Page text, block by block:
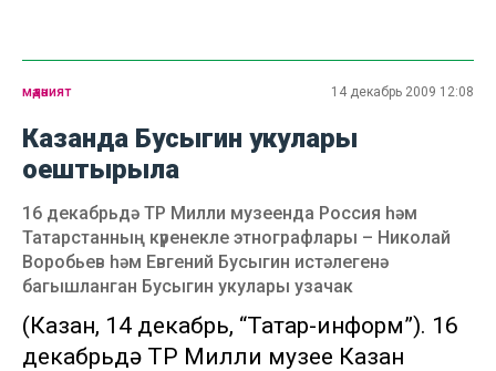
мәдәният 14 декабрь 2009 12:08
Казанда Бусыгин укулары
оештырыла
16 декабрьдә ТР Милли музеенда Россия һәм
Татарстанның күренекле этнографлары – Николай
Воробьев һәм Евгений Бусыгин истәлегенә
багышланган Бусыгин укулары узачак
(Казан, 14 декабрь, “Татар-информ”). 16
декабрьдә ТР Милли музее Казан